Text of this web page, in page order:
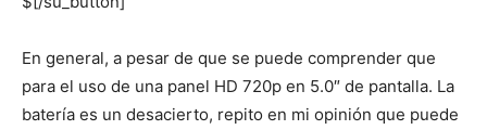
En general, a pesar de que se puede comprender que
para el uso de una panel HD 720p en 5.0″ de pantalla. La
batería es un desacierto, repito en mi opinión que puede